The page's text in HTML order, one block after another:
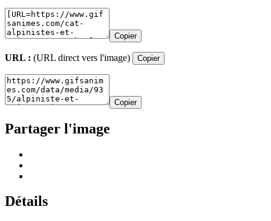
Copier
URL : (URL direct vers l'image) Copier
Copier
Partager l'image
Détails